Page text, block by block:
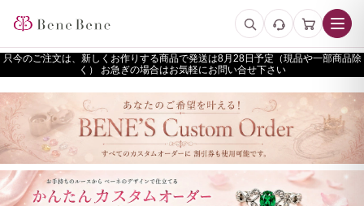
只今のご注文は、新しくお作りする商品で発送は
予定（現品や一部商品除
く） お急ぎの場合はお気軽にお問い合せ下さい